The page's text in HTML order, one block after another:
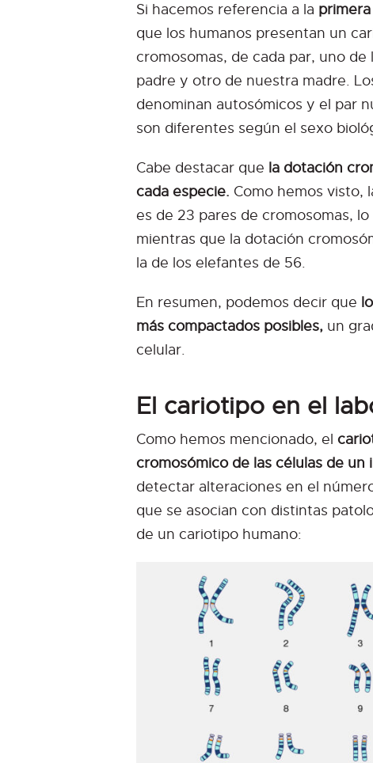
Si hacemos referencia a la
que los humanos presentan un
cromosomas, de cada par, uno
padre y otro de nuestra madre.
denominan autosómicos y el par
son diferentes según el sexo
Cabe destacar que la dotación
cada especie. Como hemos visto,
es de 23 pares de cromosomas,
mientras que la dotación
la de los elefantes de 56.
En resumen, podemos decir que
más compactados posibles, un
celular.
El cariotipo en el
Como hemos mencionado, el
cromosómico de las células de un
detectar alteraciones en el
que se asocian con distintas
de un cariotipo humano: